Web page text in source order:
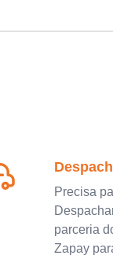
Precisa
parceria
Zapay